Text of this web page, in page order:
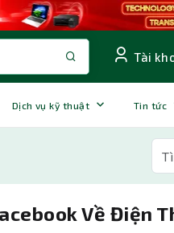
Tài
Dịch vụ kỹ thuật Tin tức
Về Điện